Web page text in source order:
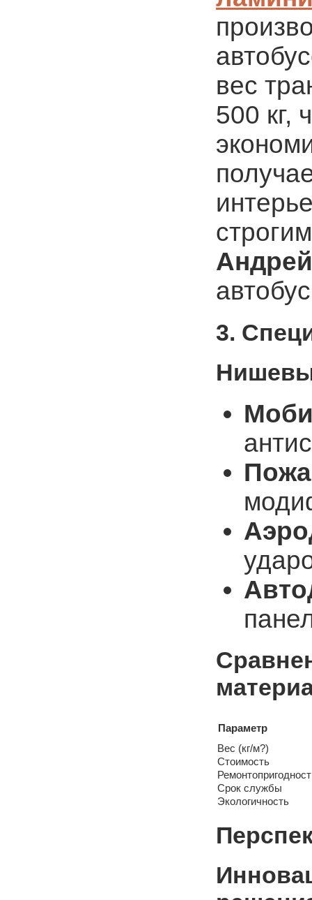
вес
500 кг,
3.
Параметр
Вес (кг/м?)
Стоимость
Срок службы
Экологичность